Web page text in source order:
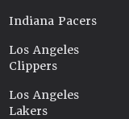
Indiana Pacers
Los Angeles
Clippers
Los Angeles
Lakers